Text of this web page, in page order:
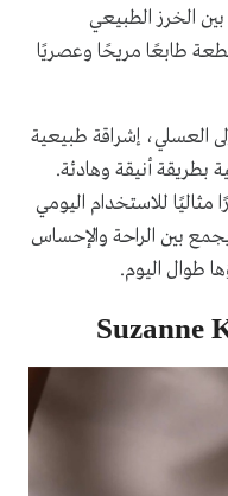
الخرز الطبيعي
طابعًا مريحًا وعصريًا
العسلي، إشراقة طبيعية
بطريقة أنيقة وهادئة.
للاستخدام اليومي
بين الراحة والإحساس
طوال اليوم.